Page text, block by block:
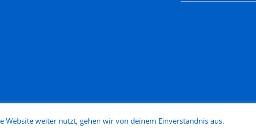
Website weiter nutzt, gehen wir von deinem Einverständnis aus.